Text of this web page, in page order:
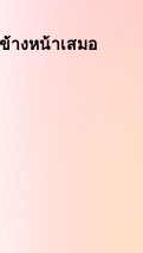
างหน้าเสมอ